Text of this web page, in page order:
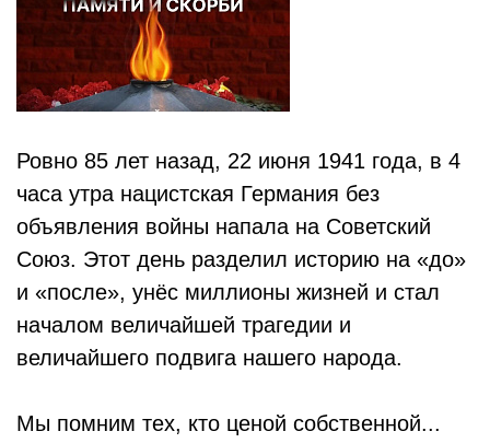
Ровно 85 лет назад, 22 июня 1941 года, в 4
часа утра нацистская Германия без
объявления войны напала на Советский
Союз. Этот день разделил историю на «до»
и «после», унёс миллионы жизней и стал
началом величайшей трагедии и
величайшего подвига нашего народа.
Мы помним тех, кто ценой собственной...